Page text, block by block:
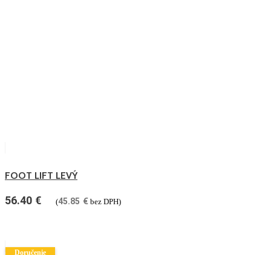
FOOT LIFT LEVÝ
56.40 € (45.85 € bez DPH)
Doručenie